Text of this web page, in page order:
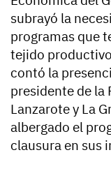
subrayó la
programas que
tejido
contó la
presidente de la
Lanzarote y La
albergado el
clausura en sus